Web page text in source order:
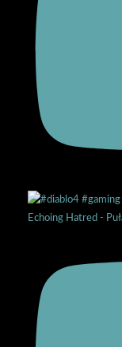
Echoing Hatred -